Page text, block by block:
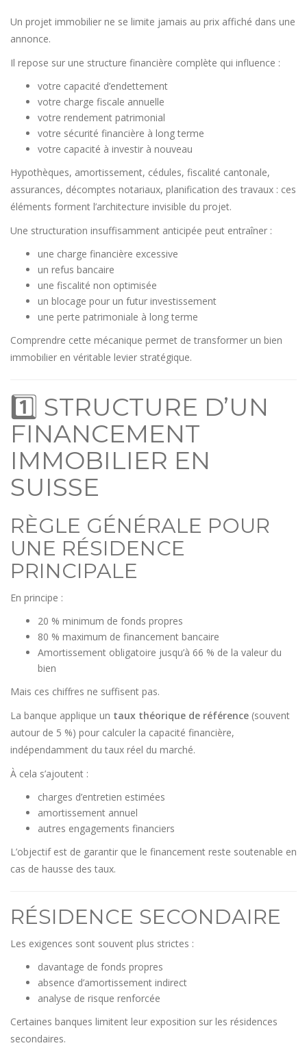
Un projet immobilier ne se limite jamais au prix affiché dans une
annonce.
Il repose sur une structure financière complète qui influence :
votre capacité d’endettement
votre charge fiscale annuelle
votre rendement patrimonial
votre sécurité financière à long terme
votre capacité à investir à nouveau
Hypothèques, amortissement, cédules, fiscalité cantonale,
assurances, décomptes notariaux, planification des travaux : ces
éléments forment l’architecture invisible du projet.
Une structuration insuffisamment anticipée peut entraîner :
une charge financière excessive
un refus bancaire
une fiscalité non optimisée
un blocage pour un futur investissement
une perte patrimoniale à long terme
Comprendre cette mécanique permet de transformer un bien
immobilier en véritable levier stratégique.
1️⃣ STRUCTURE D’UN
FINANCEMENT
IMMOBILIER EN
SUISSE
RÈGLE GÉNÉRALE POUR
UNE RÉSIDENCE
PRINCIPALE
En principe :
20 % minimum de fonds propres
80 % maximum de financement bancaire
Amortissement obligatoire jusqu’à 66 % de la valeur du
bien
Mais ces chiffres ne suffisent pas.
La banque applique un taux théorique de référence (souvent
autour de 5 %) pour calculer la capacité financière,
indépendamment du taux réel du marché.
À cela s’ajoutent :
charges d’entretien estimées
amortissement annuel
autres engagements financiers
L’objectif est de garantir que le financement reste soutenable en
cas de hausse des taux.
RÉSIDENCE SECONDAIRE
Les exigences sont souvent plus strictes :
davantage de fonds propres
absence d’amortissement indirect
analyse de risque renforcée
Certaines banques limitent leur exposition sur les résidences
secondaires.